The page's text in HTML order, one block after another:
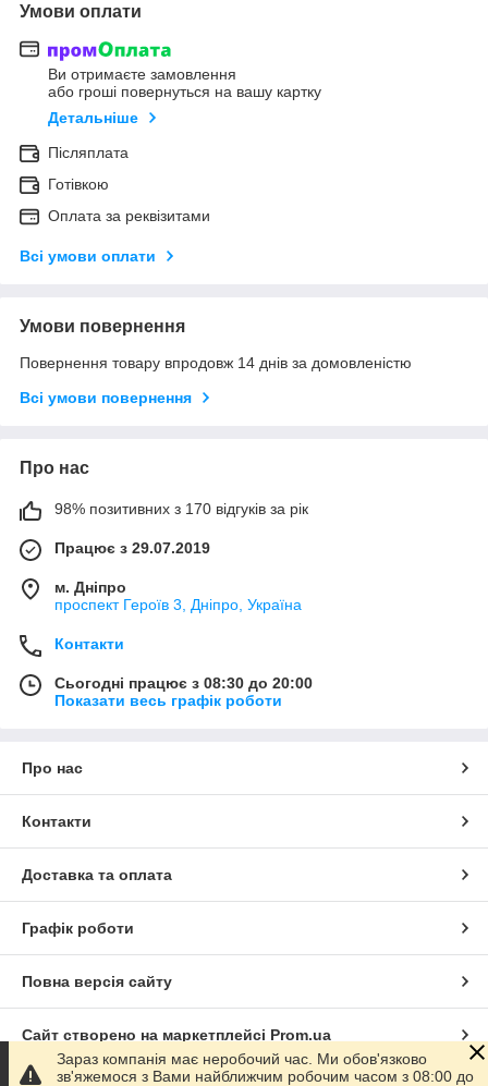
Умови оплати
Ви отримаєте замовлення
або гроші повернуться на вашу картку
Детальніше
Післяплата
Готівкою
Оплата за реквізитами
Всі умови оплати
Умови повернення
Повернення товару впродовж 14 днів за домовленістю
Всі умови повернення
Про нас
98% позитивних з 170 відгуків за рік
Працює з 29.07.2019
м. Дніпро
проспект Героїв 3, Дніпро, Україна
Контакти
Сьогодні працює з 08:30 до 20:00
Показати весь графік роботи
Про нас
Контакти
Доставка та оплата
Графік роботи
Повна версія сайту
Сайт створено на маркетплейсі Prom.ua
Зараз компанія має неробочий час. Ми обов'язково
зв'яжемося з Вами найближчим робочим часом з 08:00 до